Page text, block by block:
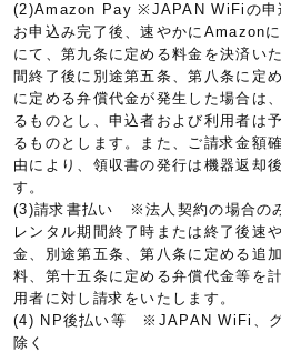
(2)Amazon Pay ※JAPAN WiFiの申
お申込み完了後、速やかにAmazon
にて、第九条に定める料金を決済い
間終了後に別途第五条、第八条に定
に定める弁償代金が発生した場合は
るものとし、申込者および利用者は
るものとします。また、ご請求金額
由により、領収書の発行は機器返却
す。
(3)請求書払い ※法人契約の場合の
レンタル期間終了時または終了後速
金、別途第五条、第八条に定める追
料、第十五条に定める弁償代金等を
用者に対し請求をいたします。
(4) NP後払い等 ※JAPAN WiFi、グ
除く